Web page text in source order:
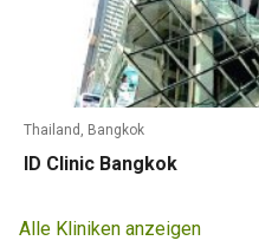
Thailand, Bangkok
ID Clinic Bangkok
Alle Kliniken anzeigen